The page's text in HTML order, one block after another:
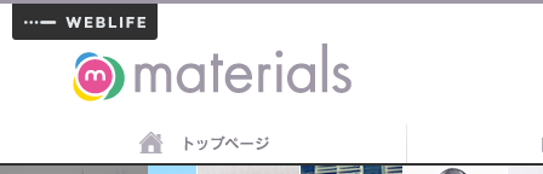
materials